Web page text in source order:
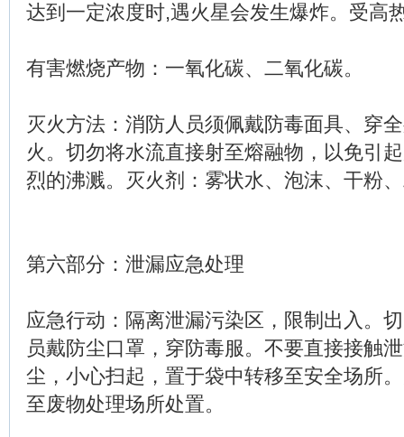
达到一定浓度时,遇火星会发生爆炸。受高
有害燃烧产物：一氧化碳、二氧化碳。
灭火方法：消防人员须佩戴防毒面具、穿
火。切勿将水流直接射至熔融物，以免引
烈的沸溅。灭火剂：雾状水、泡沫、干粉
第六部分：泄漏应急处理
应急行动：隔离泄漏污染区，限制出入。
员戴防尘口罩，穿防毒服。不要直接接触
尘，小心扫起，置于袋中转移至安全场所
至废物处理场所处置。